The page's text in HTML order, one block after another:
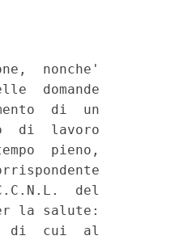
nonche'
domande
di  un
di  lavoro
pieno,
del
la salute:
di  cui  al